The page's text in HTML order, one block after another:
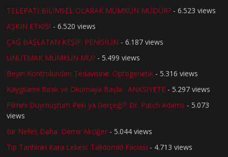
TELEPATİ BİLİMSEL OLARAK MÜMKÜN MÜDÜR? - 6.523 views
AŞKIN ETKİSİ - 6.520 views
ÇAĞ BAŞLATAN KEŞİF: PENİSİLİN - 6.187 views
UNUTMAK MÜMKÜN MÜ? - 5.499 views
Beyin Kontrolünden Tedavisine: Optogenetik - 5.316 views
Kaygılarını Bırak ve Okumaya Başla : ANKSİYETE - 5.297 views
Filmini Duymuştum Peki ya Gerçeği?: Dr. Patch Adams - 5.073
views
Bir Nefes Daha: Demir Akciğer - 5.044 views
Tıp Tarihinin Kara Lekesi: Talidomid Faciası - 4.713 views